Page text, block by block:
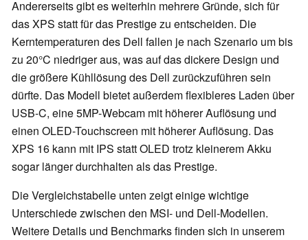
Andererseits gibt es weiterhin mehrere Gründe, sich für
das XPS statt für das Prestige zu entscheiden. Die
Kerntemperaturen des Dell fallen je nach Szenario um bis
zu 20°C niedriger aus, was auf das dickere Design und
die größere Kühllösung des Dell zurückzuführen sein
dürfte. Das Modell bietet außerdem flexibleres Laden über
USB-C, eine 5MP-Webcam mit höherer Auflösung und
einen OLED-Touchscreen mit höherer Auflösung. Das
XPS 16 kann mit IPS statt OLED trotz kleinerem Akku
sogar länger durchhalten als das Prestige.
Die Vergleichstabelle unten zeigt einige wichtige
Unterschiede zwischen den MSI- und Dell-Modellen.
Weitere Details und Benchmarks finden sich in unserem